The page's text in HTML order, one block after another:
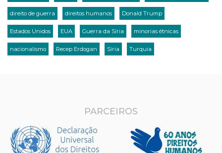
direito de guerra direitos humanos Donald Trump
Estados Unidos EUA Guerra da Síria minorias étnicas
nacionalismo Recep Erdogan Síria Turquia
PARCEIROS